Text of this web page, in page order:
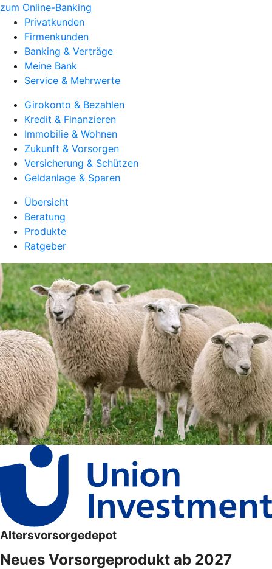
zum Online-Banking
Privatkunden
Firmenkunden
Banking & Verträge
Meine Bank
Service & Mehrwerte
Girokonto & Bezahlen
Kredit & Finanzieren
Immobilie & Wohnen
Zukunft & Vorsorgen
Versicherung & Schützen
Geldanlage & Sparen
Übersicht
Beratung
Produkte
Ratgeber
Altersvorsorgedepot
Neues Vorsorgeprodukt ab 2027